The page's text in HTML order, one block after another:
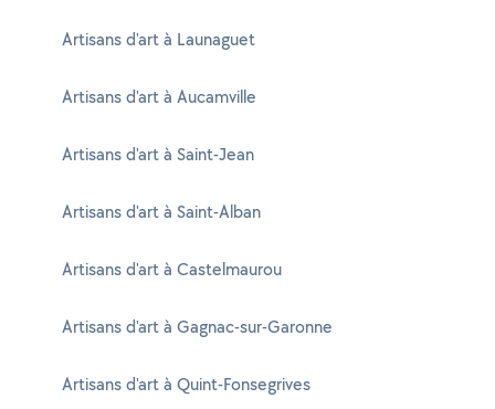
Artisans d'art à Launaguet
Artisans d'art à Aucamville
Artisans d'art à Saint-Jean
Artisans d'art à Saint-Alban
Artisans d'art à Castelmaurou
Artisans d'art à Gagnac-sur-Garonne
Artisans d'art à Quint-Fonsegrives